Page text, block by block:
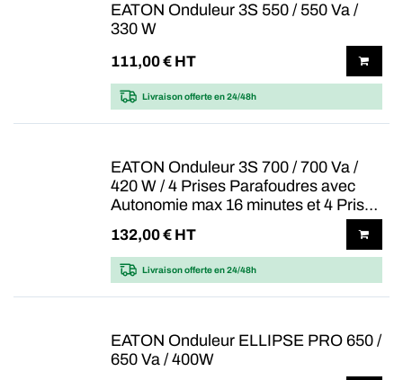
EATON Onduleur 3S 550 / 550 Va /
330 W
111,00€ HT
Livraison offerteen 24/48h
EATON Onduleur 3S 700 / 700 Va /
420 W / 4 Prises Parafoudres avec
Autonomie max 16 minutes et 4 Prises
132,00€ HT
Livraison offerteen 24/48h
EATON Onduleur ELLIPSE PRO 650 /
650 Va / 400W